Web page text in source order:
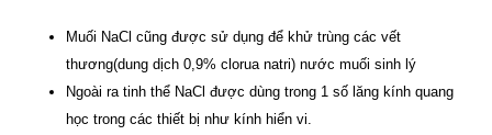
Muối NaCl cũng được sử dụng để khử trùng các vết
thương(dung dịch 0,9% clorua natri) nước muối sinh lý
Ngoài ra tinh thể NaCl được dùng trong 1 số lăng kính quang
học trong các thiết bị như kính hiển vi.